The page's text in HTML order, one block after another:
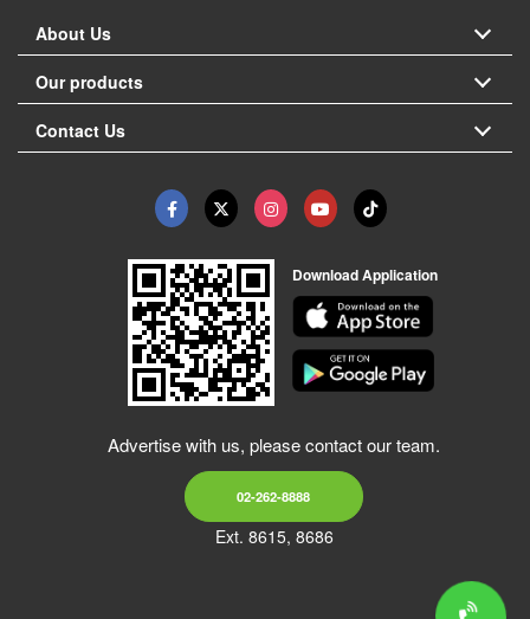
About Us
Our products
Contact Us
Download Application
Advertise with us, please contact our team.
02-262-8888
Ext. 8615, 8686